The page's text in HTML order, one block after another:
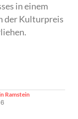
in einem
der Kulturpreis
Ramstein